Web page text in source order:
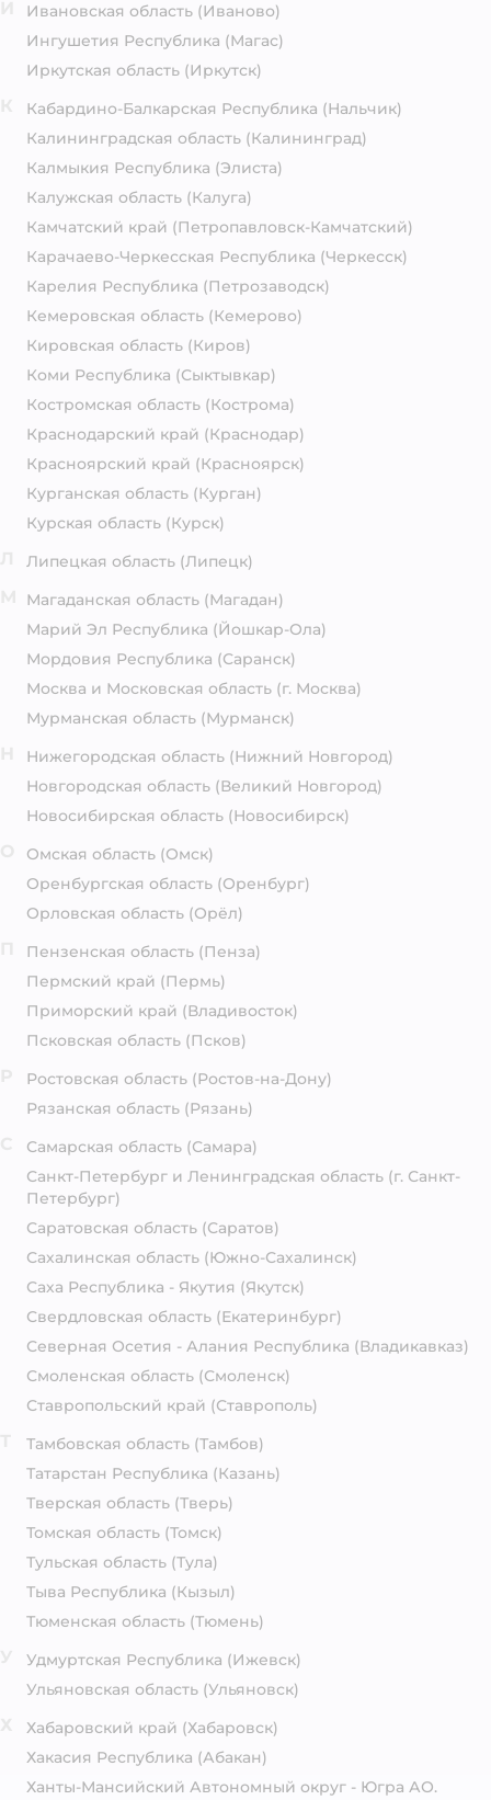
Ивановская область (Иваново)
Ингушетия Республика (Магас)
Иркутская область (Иркутск)
Кабардино-Балкарская Республика (Нальчик)
Калининградская область (Калининград)
Калмыкия Республика (Элиста)
Калужская область (Калуга)
Камчатский край (Петропавловск-Камчатский)
Карачаево-Черкесская Республика (Черкесск)
Карелия Республика (Петрозаводск)
Кемеровская область (Кемерово)
Кировская область (Киров)
Коми Республика (Сыктывкар)
Костромская область (Кострома)
Краснодарский край (Краснодар)
Красноярский край (Красноярск)
Курганская область (Курган)
Курская область (Курск)
Липецкая область (Липецк)
Магаданская область (Магадан)
Марий Эл Республика (Йошкар-Ола)
Мордовия Республика (Саранск)
Москва и Московская область (г. Москва)
Мурманская область (Мурманск)
Нижегородская область (Нижний Новгород)
Новгородская область (Великий Новгород)
Новосибирская область (Новосибирск)
Омская область (Омск)
Оренбургская область (Оренбург)
Орловская область (Орёл)
Пензенская область (Пенза)
Пермский край (Пермь)
Приморский край (Владивосток)
Псковская область (Псков)
Ростовская область (Ростов-на-Дону)
Рязанская область (Рязань)
Самарская область (Самара)
Санкт-Петербург и Ленинградская область (г. Санкт-
Петербург)
Саратовская область (Саратов)
Сахалинская область (Южно-Сахалинск)
Саха Республика - Якутия (Якутск)
Свердловская область (Екатеринбург)
Северная Осетия - Алания Республика (Владикавказ)
Смоленская область (Смоленск)
Ставропольский край (Ставрополь)
Тамбовская область (Тамбов)
Татарстан Республика (Казань)
Тверская область (Тверь)
Томская область (Томск)
Тульская область (Тула)
Тыва Республика (Кызыл)
Тюменская область (Тюмень)
Удмуртская Республика (Ижевск)
Ульяновская область (Ульяновск)
Хабаровский край (Хабаровск)
Хакасия Республика (Абакан)
Ханты-Мансийский Автономный округ - Югра АО.